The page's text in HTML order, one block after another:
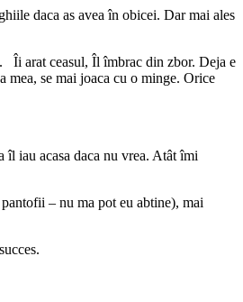
daca as avea în obicei. Dar mai ales
Îi arat ceasul, Îl îmbrac din zbor. Deja e
mea, se mai joaca cu o minge. Orice
iau acasa daca nu vrea. Atât îmi
– nu ma pot eu abtine), mai